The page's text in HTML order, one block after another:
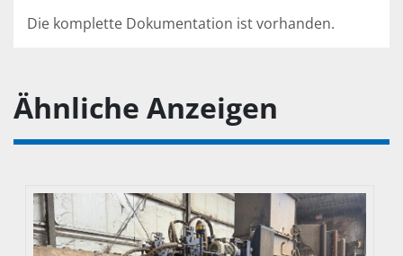
Die komplette Dokumentation ist vorhanden.
Ähnliche Anzeigen